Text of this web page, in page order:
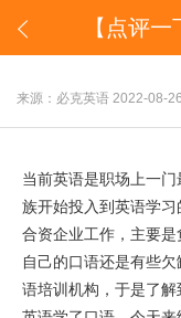

【点评一下】
来源：必克英语 2022-08-26
当前英语是职场上一
族开始投入到英语学
合资企业工作，主要
自己的口语还是有些
语培训机构，于是了